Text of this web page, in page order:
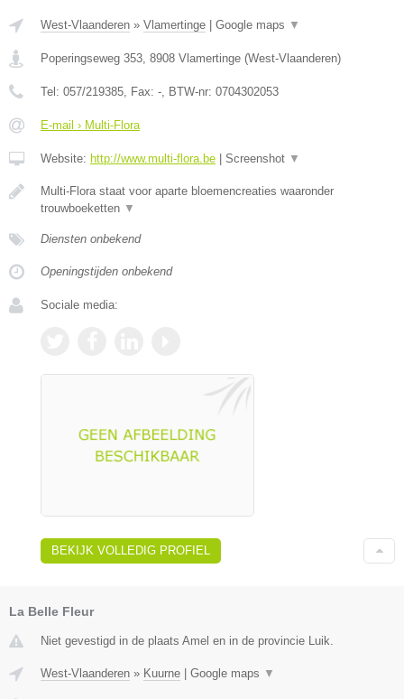
West-Vlaanderen » Vlamertinge | Google maps ▼
Poperingseweg 353 8908 Vlamertinge (West-Vlaanderen)
Tel: 057/219385 , Fax: - , BTW-nr: 0704302053
E-mail › Multi-Flora
Website: http://www.multi-flora.be | Screenshot ▼
Multi-Flora staat voor aparte bloemencreaties waaronder
trouwboeketten ▼
Diensten onbekend
Openingstijden onbekend
Sociale media:
BEKIJK VOLLEDIG PROFIEL
La Belle Fleur
Niet gevestigd in de plaats Amel en in de provincie Luik.
West-Vlaanderen » Kuurne Google maps ▼